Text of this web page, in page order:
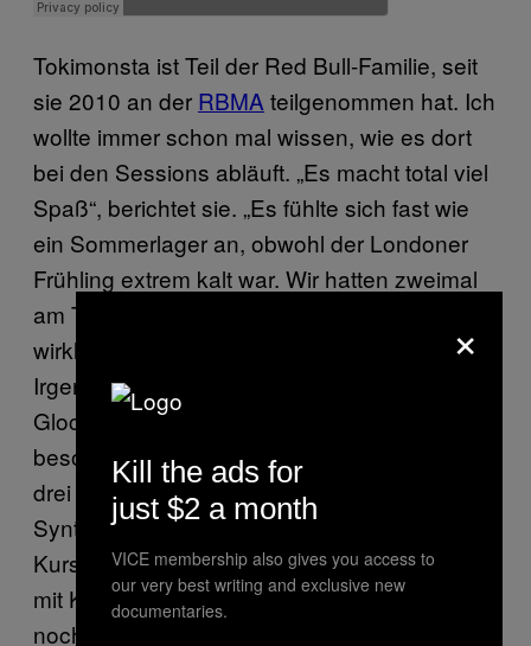
Tokimonsta ist Teil der Red Bull-Familie, seit
sie 2010 an der RBMA teilgenommen hat. Ich
wollte immer schon mal wissen, wie es dort
bei den Sessions abläuft. „Es macht total viel
Spaß“, berichtet sie. „Es fühlte sich fast wie
ein Sommerlager an, obwohl der Londoner
Frühling extrem kalt war. Wir hatten zweimal
am Tag Vorlesungen und sie kümmern sich
wirklich um alles, was du haben möchtest.
Irgendwann brauchte jemand ein
Glockenspiel und sie gingen los und
besorgten es ihm. Kontrabass? Wir hatten
drei davon und eine Menge wirklich obskurer
Synthesizer. Lunice war auch in meinem
Kurs. Ich habe dort mit Katy B abgehangen,
mit Kid Kneivel, Illumsphere. Ich bin immer
noch mit ihm in Kontakt. Katy B ist etwa zwei
×
Kill the ads for
just $2 a month
VICE membership also gives you access to
our very best writing and exclusive new
documentaries.